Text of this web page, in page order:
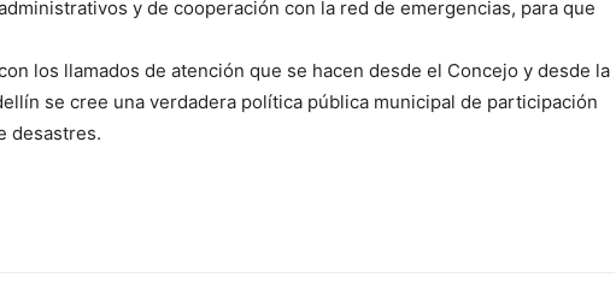
y de cooperación con la red de emergencias, para que
los llamados de atención que se hacen desde el Concejo y desde la
se cree una verdadera política pública municipal de participación
desastres.